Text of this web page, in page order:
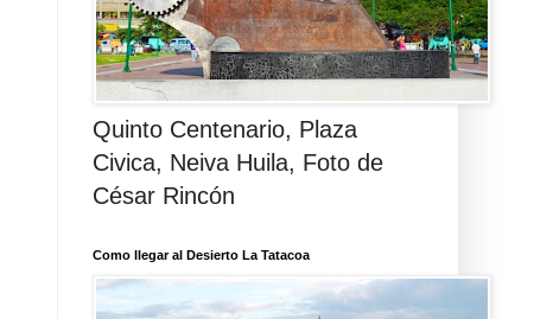
Quinto Centenario, Plaza
Civica, Neiva Huila, Foto de
César Rincón
Como llegar al Desierto La Tatacoa